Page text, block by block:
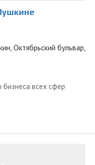
Октябрьский бульвар,
всех сфер